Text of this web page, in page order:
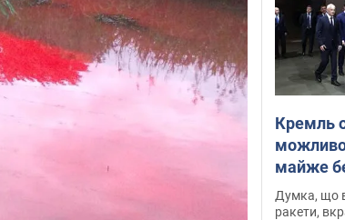
Кремль
майже
Думка, що в
ракети,